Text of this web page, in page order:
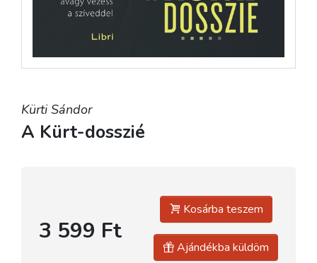
Kürti Sándor
A Kürt-dosszié
3 599 Ft
Kosárba teszem
Ajándékba küldöm